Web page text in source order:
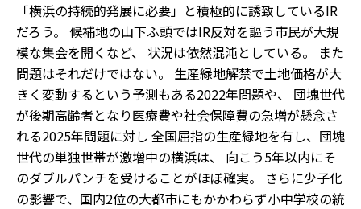
「横浜の持続的発展に必要」と積極的に誘致しているIR
だろう。 候補地の山下ふ頭ではIR反対を謳う市民が大規
模な集会を開くなど、 状況は依然混沌としている。 また
問題はそれだけではない。 生産緑地解禁で土地価格が大
きく変動するという予測もある2022年問題や、 団塊世代
が後期高齢者となり医療費や社会保障費の急増が懸念さ
れる2025年問題に対し 全国屈指の生産緑地を有し、団塊
世代の単独世帯が激増中の横浜は、 向こう5年以内にそ
のダブルパンチを受けることがほぼ確実。 さらに少子化
の影響で、国内2位の大都市にもかかわらず小中学校の統